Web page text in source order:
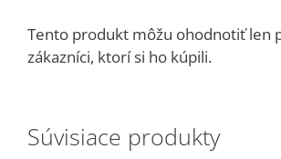
Tento produkt môžu ohodnotiť len
zákazníci, ktorí si ho kúpili.
Súvisiace produkty